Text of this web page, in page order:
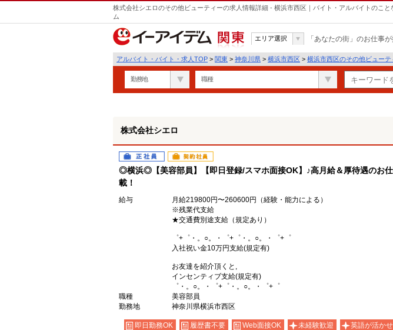
株式会社シエロのその他ビューティーの求人情報詳細 - 横浜市西区｜バイト・アルバイトのこと
ム
関東
エリア選択 「あなたの街」のお仕事
アルバイト・バイト・求人TOP > 関東 > 神奈川県 > 横浜市西区 > 横浜市西区のその他ビューテ
勤務地 職種
株式会社シエロ
正社員 契約社員
◎横浜◎【美容部員】【即日登録/スマホ面接OK】♪高月給＆厚待遇のお
載！
給与
月給219800円〜260600円（経験・能力による）
※残業代支給
★交通費別途支給（規定あり）
゜+゜・。○。・゜+゜・。○。・゜+゜
入社祝い金10万円支給(規定有)
お友達を紹介頂くと,
インセンティブ支給(規定有)
゜・。○。・゜+゜・。○。・゜+゜
職種
美容部員
勤務地
神奈川県横浜市西区
即日勤務OK 履歴書不要 Web面接OK 未経験歓迎 英語が活か